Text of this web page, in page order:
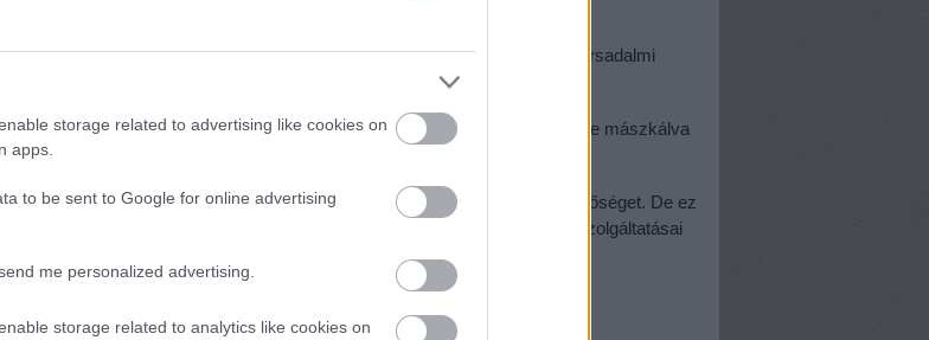
storage related to advertising like cookies on
apps.
to be sent to Google for online advertising
me personalized advertising.
storage related to analytics like cookies on
szerzői szerint ideje lenne másfajta Európát követelni, újratárgyalva a társadalmi
Garantálni kellene a határátlépők biztonságát és emberi méltóságát.
nem európai kérdés azoknak a millióknak a sorsa, akik karanténból ki-be mászkálva
fontosságú, de alulértékelt munkát végeznek? – hangzik a kérdés.
Unió keleti bővítése több millió munkavállalónak biztosított túlélési lehetőséget. De ez
ajándék. Nyugat-Európa ellátási rendszere és alapvető szociális szolgáltatásai